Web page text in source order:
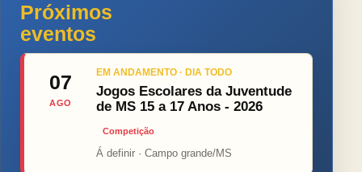
Próximos
eventos
07
AGO
EM ANDAMENTO · DIA TODO
Jogos Escolares da Juventude
de MS 15 a 17 Anos - 2026
Competição
Á definir · Campo grande/MS